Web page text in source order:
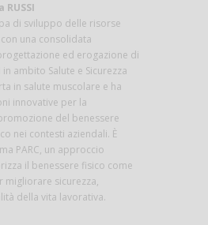
RUSSI
di sviluppo delle risorse
una consolidata
ed erogazione di
ambito Salute e Sicurezza
in salute muscolare e ha
innovative per la
del benessere
nei contesti aziendali. È
PARC, un approccio
il benessere fisico come
migliorare sicurezza,
della vita lavorativa.